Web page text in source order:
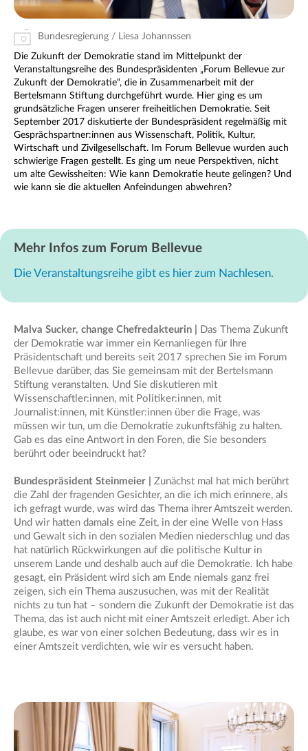
Bundesregierung / Liesa Johannssen
Die Zukunft der Demokratie stand im Mittelpunkt der
Veranstaltungsreihe des Bundespräsidenten „Forum Bellevue zur
Zukunft der Demokratie“, die in Zusammenarbeit mit der
Bertelsmann Stiftung durchgeführt wurde. Hier ging es um
grundsätzliche Fragen unserer freiheitlichen Demokratie. Seit
September 2017 diskutierte der Bundespräsident regelmäßig mit
Gesprächspartner:innen aus Wissenschaft, Politik, Kultur,
Wirtschaft und Zivilgesellschaft. Im Forum Bellevue wurden auch
schwierige Fragen gestellt. Es ging um neue Perspektiven, nicht
um alte Gewissheiten: Wie kann Demokratie heute gelingen? Und
wie kann sie die aktuellen Anfeindungen abwehren?
Mehr Infos zum Forum Bellevue
Die Veranstaltungsreihe gibt es hier zum Nachlesen.
Malva Sucker, change Chefredakteurin |
Das Thema Zukunft
der Demokratie war immer ein Kernanliegen für Ihre
Präsidentschaft und bereits seit 2017 sprechen Sie im Forum
Bellevue darüber, das Sie gemeinsam mit der Bertelsmann
Stiftung veranstalten. Und Sie diskutieren mit
Wissenschaftler:innen, mit Politiker:innen, mit
Journalist:innen, mit Künstler:innen über die Frage, was
müssen wir tun, um die Demokratie zukunftsfähig zu halten.
Gab es das eine Antwort in den Foren, die Sie besonders
berührt oder beeindruckt hat?
Bundespräsident Steinmeier | Zunächst mal hat mich berührt
die Zahl der fragenden Gesichter, an die ich mich erinnere, als
ich gefragt wurde, was wird das Thema ihrer Amtszeit werden.
Und wir hatten damals eine Zeit, in der eine Welle von Hass
und Gewalt sich in den sozialen Medien niederschlug und das
hat natürlich Rückwirkungen auf die politische Kultur in
unserem Lande und deshalb auch auf die Demokratie. Ich habe
gesagt, ein Präsident wird sich am Ende niemals ganz frei
zeigen, sich ein Thema auszusuchen, was mit der Realität
nichts zu tun hat – sondern die Zukunft der Demokratie ist das
Thema, das ist auch nicht mit einer Amtszeit erledigt. Aber ich
glaube, es war von einer solchen Bedeutung, dass wir es in
einer Amtszeit verdichten, wie wir es versucht haben.